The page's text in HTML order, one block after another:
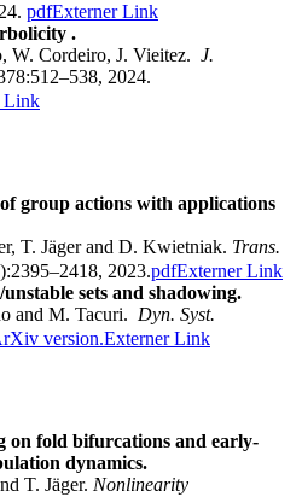
pdfExterner Link
.
W. Cordeiro, J. Vieitez. J.
2024.
Link
group actions with applications
T. Jäger and D. Kwietniak. Trans.
2023.pdfExterner Link
sets and shadowing.
and M. Tacuri. Dyn. Syst.
version.Externer Link
on fold bifurcations and early-
dynamics.
T. Jäger. Nonlinearity